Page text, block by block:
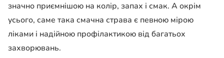
значно приємнішою на колір, запах і смак. А окрім
усього, саме така смачна страва є певною мірою
ліками і надійною профілактикою від багатьох
захворювань.